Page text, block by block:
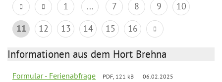
1 ... 7 8 9
10
11
12 13 14 15 16
Informationen aus dem Hort Brehna
Formular - Ferienabfrage PDF, 121 kB 06.02.2025